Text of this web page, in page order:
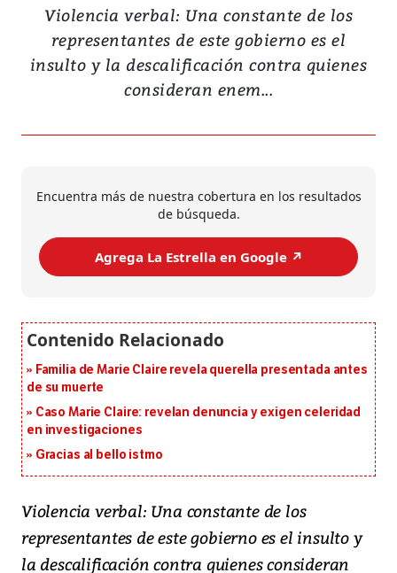
Violencia verbal: Una constante de los
representantes de este gobierno es el
insulto y la descalificación contra quienes
consideran enem...
Encuentra más de nuestra cobertura en los resultados
de búsqueda.
Agrega La Estrella en Google ↗️
Familia de Marie Claire revela querella presentada antes
de su muerte
Caso Marie Claire: revelan denuncia y exigen celeridad
en investigaciones
Gracias al bello istmo
Violencia verbal: Una constante de los
representantes de este gobierno es el insulto y
la descalificación contra quienes consideran